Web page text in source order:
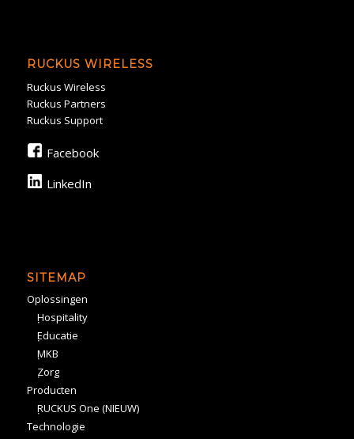
RUCKUS WIRELESS
Ruckus Wireless
Ruckus Partners
Ruckus Support
Facebook
LinkedIn
SITEMAP
Oplossingen
Hospitality
Educatie
MKB
Zorg
Producten
RUCKUS One (NIEUW)
Technologie